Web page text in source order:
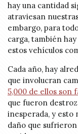
hay una cantidad
atraviesan
embargo, para
carga, también
estos vehículos
Cada año, hay
que involucran
5,000 de ellos son
que fueron
inesperada, y esto
daño que